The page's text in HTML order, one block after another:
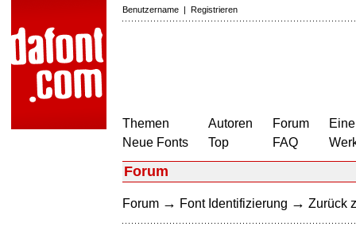
Benutzername | Registrieren
Themen
Neue Fonts
Autoren
Top
Forum
FAQ
Forum
Forum → Font Identifizierung → Zurück